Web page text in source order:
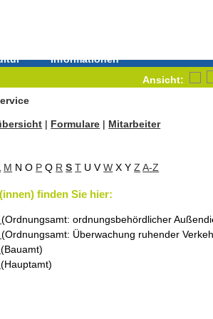
Informationen
Ansicht:
| Formulare | Mitarbeiter
M N O P Q R S T U V W X Y Z A-Z
finden Sie hier:
(Ordnungsamt: ordnungsbehördlicher
(Ordnungsamt: Überwachung ruhender
(Bauamt)
(Hauptamt)